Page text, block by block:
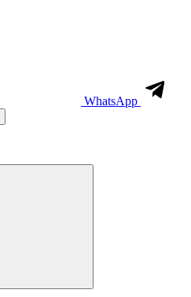
WhatsApp